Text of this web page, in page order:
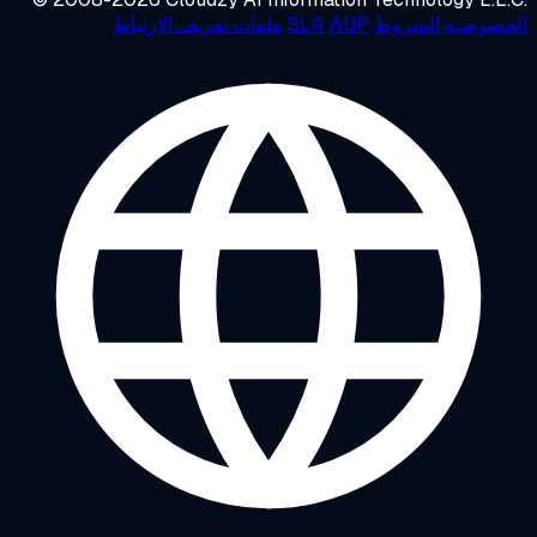
الشروط SLAAUP ملفات تعريف الارتباط